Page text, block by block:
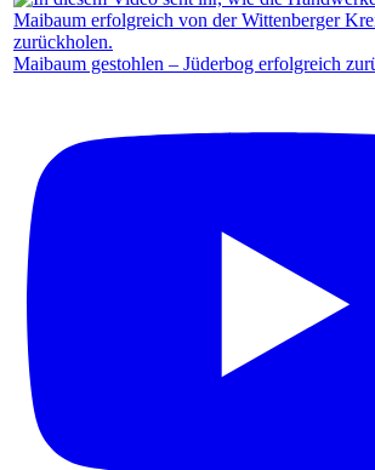
Maibaum gestohlen – Jüderbog erfolgreich